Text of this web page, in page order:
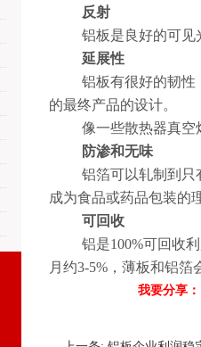
反射
铝板是良好的可见
延展性
铝板有很好的韧性
的最终产品的设计。
像一些散热器真空
防渗和无味
铝箔可以轧制到只
成为食品或药品包装的
可回收
铝是100%可回收
月约3-5% ，薄板和铝箔
我要分享：